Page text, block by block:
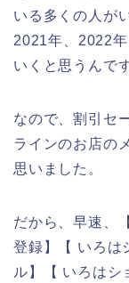
いる多くの人が
2021年、2022
いくと思うんで
なので、割引セ
ラインのお店の
思いました。
だから、早速、
登録】【 いろは
ル】【 いろはシ